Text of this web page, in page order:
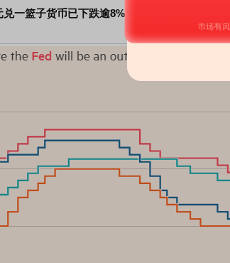
一篮子货币已下跌逾8%。